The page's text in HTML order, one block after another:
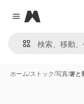
Close menu
Magnific
ホーム/ストック/写真/箸と